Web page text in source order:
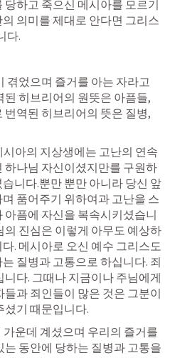
하고 죽으신 메시아를 모르기
의미를 제대로 안다면 그리스
다.
겪었으며 즐거를 아는 자라고
히브리어의 원뜻은 아픔들,
역된 히브리어의 뜻은 질병,
시아의 지상생에는 고난의 연속
하나님 자신이셨지만를 구원하
니다.뿐만 뿐만 아니라 당신 앞
품어주기 위하여과 고난을 스
픔에 자신을 복속시키셨습니
진심은 이렇게 아무도 예상하
. 메시아로 오신 예수 그리스도
질병과 고통으로 하십니다. 죄
다. 그때나 지금이나 주님에게
과 죄인들이 많은 것은 그분이
셨기 때문입니다.
가운데 계셨으며 우리의 즐거를
동안에 당하는 질병과 고통을